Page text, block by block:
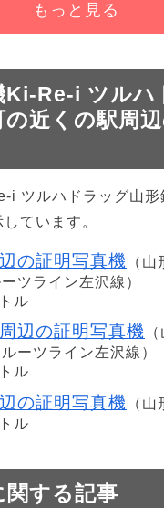
もっと見る
Ki-Re-i ツルハ
の近くの駅周
i ツルハドラッグ山形
ています。
の証明写真機
（
ツライン左沢線）
ル
辺の証明写真機
ーツライン左沢線）
ル
の証明写真機
（山
ル
関する記事